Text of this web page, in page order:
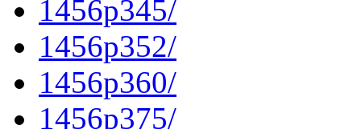
1456p345/
1456p352/
1456p360/
1456p375/